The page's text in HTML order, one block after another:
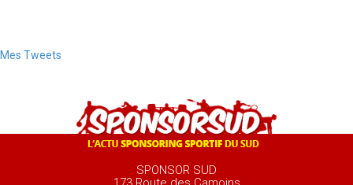
Mes Tweets
SPONSOR SUD